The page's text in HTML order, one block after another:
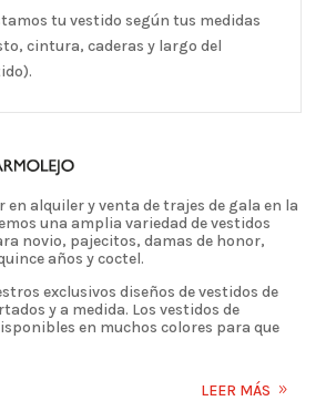
tu vestido según tus medidas
cintura, caderas y largo del
en alquiler y venta de trajes de gala en la
una amplia variedad de vestidos
novio, pajecitos, damas de honor,
años y coctel.
exclusivos diseños de vestidos de
y a medida. Los vestidos de
en muchos colores para que
LEER MÁS